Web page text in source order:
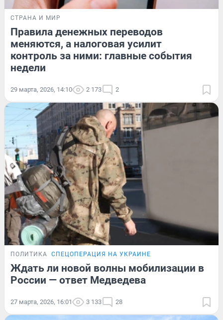
СТРАНА И МИР
Правила денежных переводов
меняются, а налоговая усилит
контроль за ними: главные события
недели
29 марта, 2026, 14:10 2 173 2
ПОЛИТИКА СПЕЦОПЕРАЦИЯ НА УКРАИНЕ
Ждать ли новой волны мобилизации в
России — ответ Медведева
27 марта, 2026, 16:01 3 133 28